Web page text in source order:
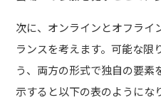
次に、オンラインとオフライ
ランスを考えます。可能な限
う、両方の形式で独自の要素
示すると以下の表のようにな